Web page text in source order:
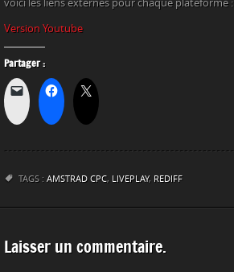
voici les liens externes pour chaque plateforme :
Version Youtube
Partager :
TAGS : AMSTRAD CPC, LIVEPLAY, REDIFF
Laisser un commentaire.